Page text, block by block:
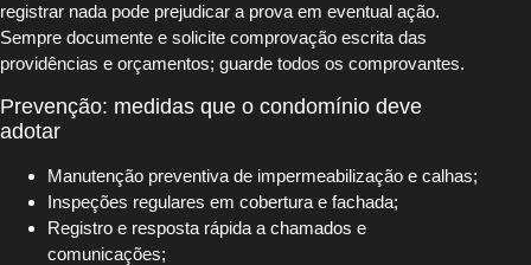
registrar nada pode prejudicar a prova em eventual ação.
Sempre documente e solicite comprovação escrita das
providências e orçamentos; guarde todos os comprovantes.
Prevenção: medidas que o condomínio deve
adotar
Manutenção preventiva de impermeabilização e calhas;
Inspeções regulares em cobertura e fachada;
Registro e resposta rápida a chamados e
comunicações;